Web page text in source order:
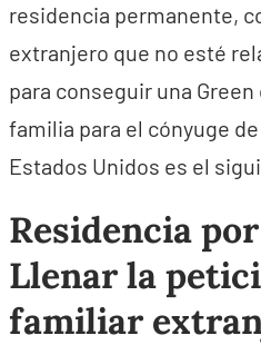
residencia permanente,
extranjero que no esté
para conseguir una Green
familia para el cónyuge
Estados Unidos es el
Residencia
Llenar la
familiar